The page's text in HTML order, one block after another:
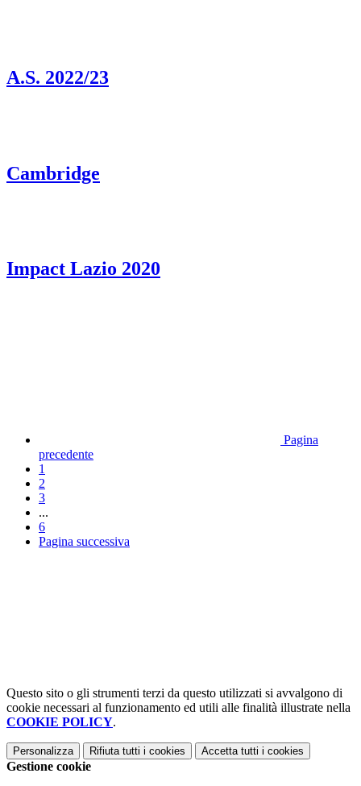
A.S. 2022/23
Cambridge
Impact Lazio 2020
Pagina
precedente
1
2
3
...
6
Pagina successiva
Questo sito o gli strumenti terzi da questo utilizzati si avvalgono di
cookie necessari al funzionamento ed utili alle finalità illustrate nella
COOKIE POLICY.
Personalizza Rifiuta tutti i cookies Accetta tutti i cookies
Gestione cookie